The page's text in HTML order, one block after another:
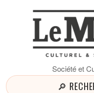
Société et
🔎